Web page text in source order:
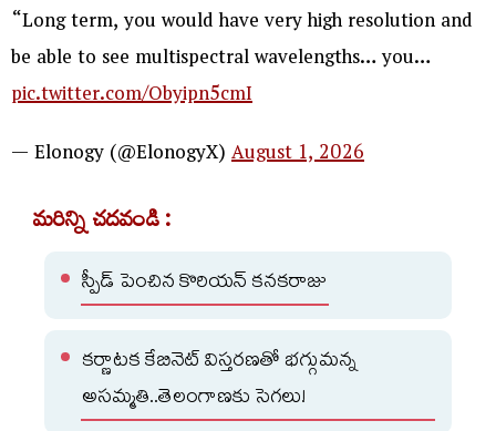
“Long term, you would have very high resolution and
be able to see multispectral wavelengths… you…
pic.twitter.com/Obyipn5cmI
— Elonogy (@ElonogyX)August 1, 2026
మరిన్ని చదవండి :
స్పీడ్ పెంచిన కొరియన్ కనకరాజు
కర్ణాటక కేబినెట్ విస్తరణతో భగ్గుమన్న
అసమ్మతి..తెలంగాణకు సెగలు!